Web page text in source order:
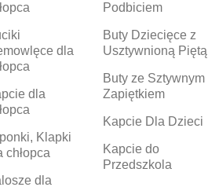
dla
dla
Klapki
chłopca
dla
Podbiciem
Buty Dziecięce z
Usztywnioną Piętą
Buty ze Sztywnym
Zapiętkiem
Kapcie Dla Dzieci
Kapcie do
Przedszkola